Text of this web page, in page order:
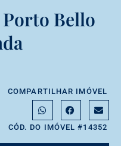
Bello
COMPARTILHAR IMÓVEL
CÓD. DO IMÓVEL #14352